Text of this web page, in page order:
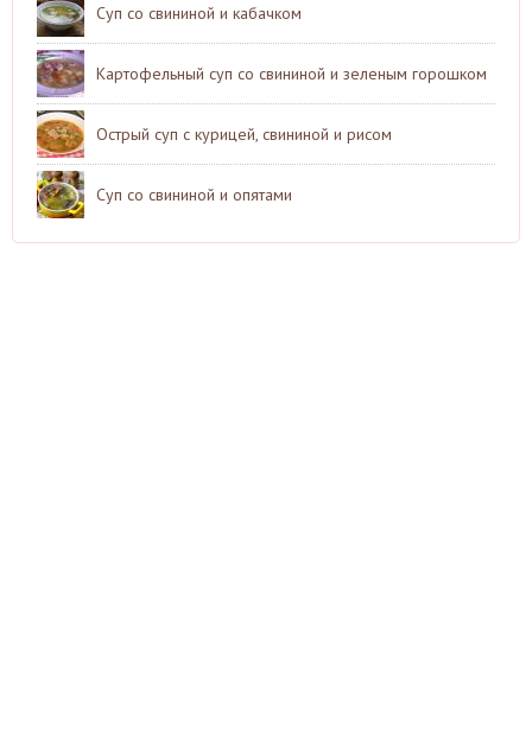
Суп со свининой и кабачком
Картофельный суп со свининой и зеленым горошком
Острый суп с курицей, свининой и рисом
Суп со свининой и опятами